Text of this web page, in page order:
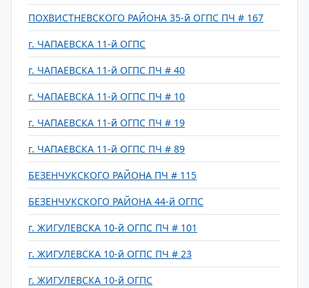
ПОХВИСТНЕВСКОГО РАЙОНА 35-й ОГПС ПЧ # 167
г. ЧАПАЕВСКА 11-й ОГПС
г. ЧАПАЕВСКА 11-й ОГПС ПЧ # 40
г. ЧАПАЕВСКА 11-й ОГПС ПЧ # 10
г. ЧАПАЕВСКА 11-й ОГПС ПЧ # 19
г. ЧАПАЕВСКА 11-й ОГПС ПЧ # 89
БЕЗЕНЧУКСКОГО РАЙОНА ПЧ # 115
БЕЗЕНЧУКСКОГО РАЙОНА 44-й ОГПС
г. ЖИГУЛЕВСКА 10-й ОГПС ПЧ # 101
г. ЖИГУЛЕВСКА 10-й ОГПС ПЧ # 23
г. ЖИГУЛЕВСКА 10-й ОГПС